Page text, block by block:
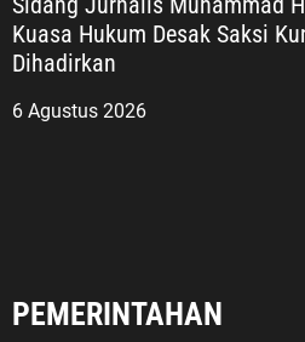
Kuasa Hukum Desak Saksi
Dihadirkan
6 Agustus 2026
PEMERINTAHAN